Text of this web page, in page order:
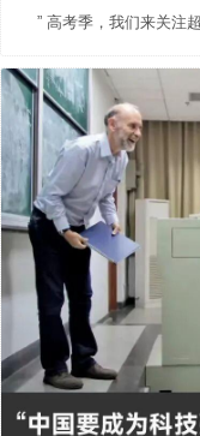
” 高考季，我们来关注